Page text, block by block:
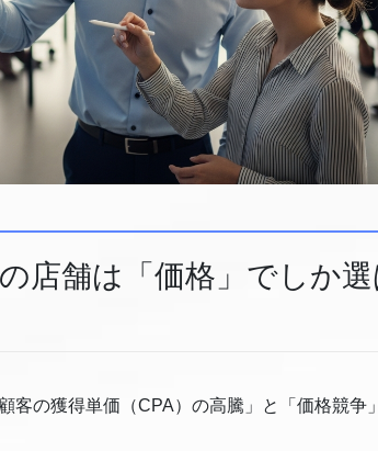
店舗は「価格」でしか
客の獲得単価（CPA）の高騰」と「価格競争